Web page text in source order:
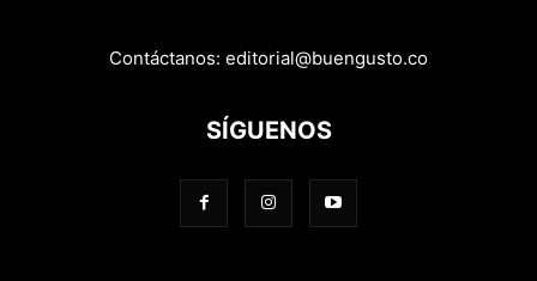
Contáctanos: editorial@buengusto.co
SÍGUENOS